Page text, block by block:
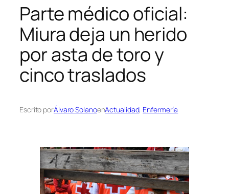
Parte médico oficial:
Miura deja un herido
por asta de toro y
cinco traslados
Escrito porÁlvaro SolanoenActualidad, Enfermería